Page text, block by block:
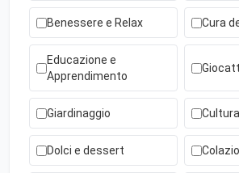
Benessere e Relax Cura
Educazione e
Apprendimento
Giardinaggio
Dolci e dessert